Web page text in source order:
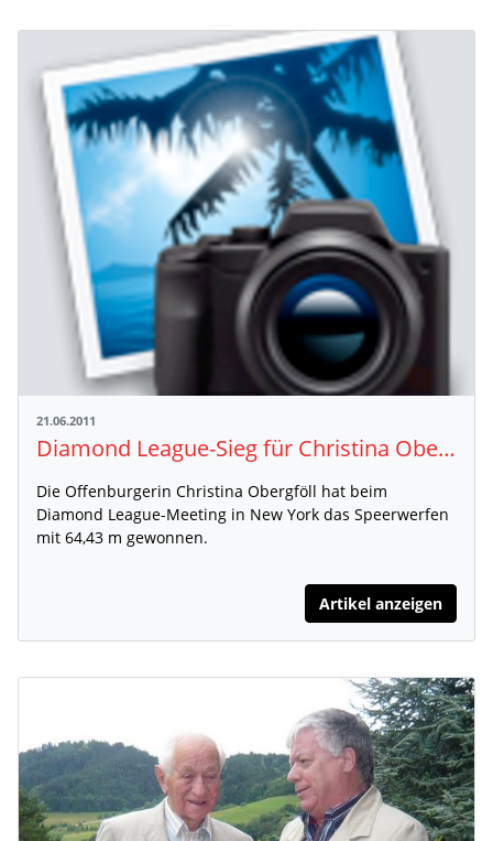
21.06.2011
Diamond League-Sieg für Christina Obergföll
Die Offenburgerin Christina Obergföll hat beim
Diamond League-Meeting in New York das Speerwerfen
mit 64,43 m gewonnen.
Artikel anzeigen